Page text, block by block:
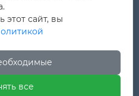
экономического
район), провинция
этот сайт, вы
все